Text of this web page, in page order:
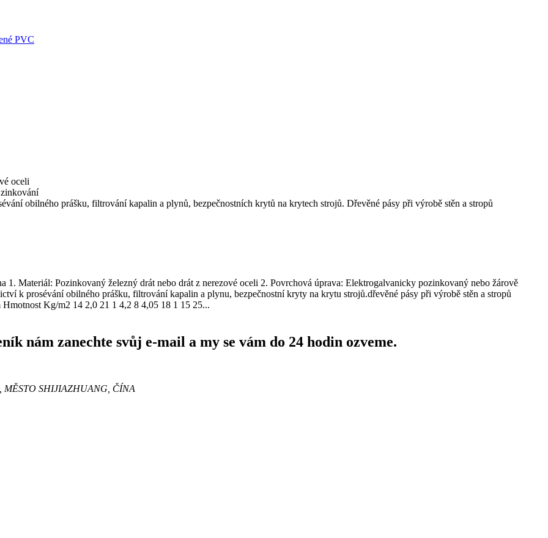
oceli
obilného prášku, filtrování kapalin a plynů, bezpečnostních krytů na krytech strojů. Dřevěné pásy při výrobě stěn a stropů
1. Materiál: Pozinkovaný železný drát nebo drát z nerezové oceli 2. Povrchová úprava: Elektrogalvanicky pozinkovaný nebo žárově
k prosévání obilného prášku, filtrování kapalin a plynu, bezpečnostní kryty na krytu strojů.dřevěné pásy při výrobě stěn a stropů
Kg/m2 14 2,0 ​​21 1 4,2 8 4,05 18 1 15 25...
nám zanechte svůj e-mail a my se vám do 24 hodin ozveme.
SHIJIAZHUANG, ČÍNA